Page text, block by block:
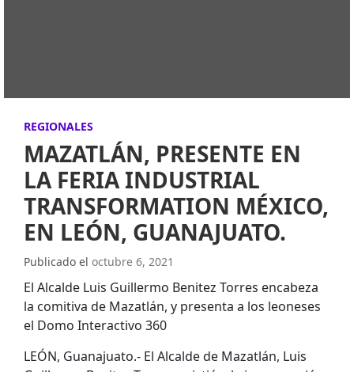
REGIONALES
MAZATLÁN, PRESENTE EN
LA FERIA INDUSTRIAL
TRANSFORMATION MÉXICO,
EN LEÓN, GUANAJUATO.
Publicado el octubre 6, 2021
El Alcalde Luis Guillermo Benitez Torres encabeza
la comitiva de Mazatlán, y presenta a los leoneses
el Domo Interactivo 360
LEÓN, Guanajuato.- El Alcalde de Mazatlán, Luis